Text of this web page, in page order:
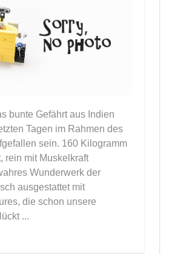
bunte Gefährt aus Indien
Tagen im Rahmen des
sein. 160 Kilogramm
rein mit Muskelkraft
Wunderwerk der
ausgestattet mit
die schon unsere
...